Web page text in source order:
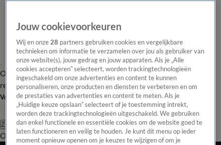
Overzicht Laatste nieuws Regionieuws Het beste van Hart
Tip de
redactie
Volg Hart van Nederland
Zoeken
OverzichtRegioUitzendingenWeerTip de redactiePanelVideo's
Jouw cookievoorkeuren
Wij en onze28 partners gebruiken cookies en vergelijkbare
technieken om informatie te verzamelen over jou als gebruiker van
onze website(s), jouw gedrag en jouw apparaten. Als je „Alle
cookies accepteren” selecteert, worden trackingtechnologieën
ingeschakeld om onze advertenties en content te kunnen
personaliseren, onze producten en diensten te verbeteren en om
de prestaties van advertenties en content te meten. Als je
„Huidige keuze opslaan” selecteert of je toestemming intrekt,
worden deze trackingtechnologieën uitgeschakeld. We gebruiken
dan enkel functionele en essentiële cookies om de website goed te
laten functioneren en veilig te houden. Je kunt dit menu op ieder
moment opnieuw openen om je keuzes te wijzigen of om je